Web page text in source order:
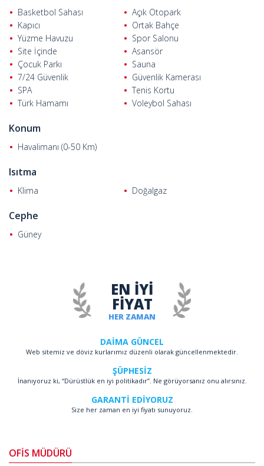
Tamamen eşyalı 1+1 dairede bir oturma odası, bir yatak odası,
bir balkon ve nadir bulunan ayrı bir mutfak bulunmaktadır. Beko
marka buzdolabı, çamaşır makinesi, ankastre mutfak seti ve su
ısıtıcısı ile birlikte taşınmaya hazır halde geliyor. Evde ayrıca
konforunuz ve güvenliğiniz için klima, doğalgaz altyapısı, elektrikli
panjurlar, LED aydınlatma, çelik kapı ve görüntülü interkom
bulunmaktadır.
Basketbol Sahası
Açık Otopark
Kapıcı
Ortak Bahçe
Yüzme Havuzu
Spor Salonu
Site İçinde
Asansör
Çocuk Parkı
Sauna
7/24 Güvenlik
Güvenlik Kamerası
SPA
Tenis Kortu
Türk Hamamı
Voleybol Sahası
Konum
Havalimanı (0-50 Km)
Isıtma
Klima Doğalgaz
Cephe
Güney
HER ZAMAN
EN İYİ
FİYAT
DAİMA GÜNCEL
Web sitemiz ve döviz kurlarımız düzenli olarak güncellenmektedir.
ŞÜPHESİZ
İnanıyoruz ki, “Dürüstlük en iyi politikadır”. Ne görüyorsanız onu alırsınız.
GARANTİ EDİYORUZ
Size her zaman en iyi fiyatı sunuyoruz.
OFİS MÜDÜRÜ